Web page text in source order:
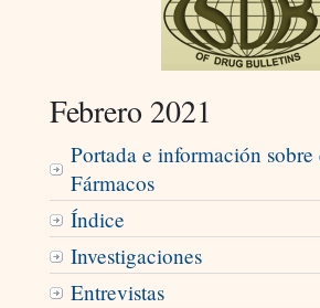
Febrero 2021
Portada e información
Fármacos
Índice
Investigaciones
Entrevistas